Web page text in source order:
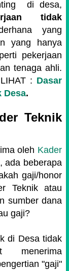
di desa,
tidak
yang
yang hanya
pekerjaan
tenaga ahli.
: Dasar
Desa.
Teknik
oleh Kader
ada beberapa
gaji/honor
Teknik atau
sumber dana
gaji?
di Desa tidak
"gaji"